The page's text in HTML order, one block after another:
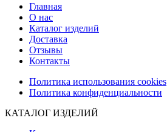
Главная
О нас
Каталог изделий
Доставка
Отзывы
Контакты
Политика использования cookies
Политика конфиденциальности
КАТАЛОГ ИЗДЕЛИЙ